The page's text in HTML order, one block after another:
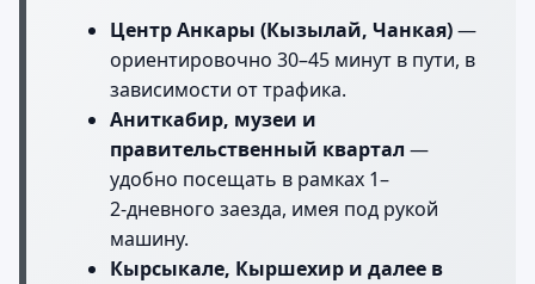
Центр Анкары (Кызылай, Чанкая)—
ориентировочно 30–45 минут в пути, в
зависимости от трафика.
Аниткабир, музеи и
правительственный квартал —
удобно посещать в рамках 1–
2‑дневного заезда, имея под рукой
машину.
Кырсыкале, Кыршехир и далее в